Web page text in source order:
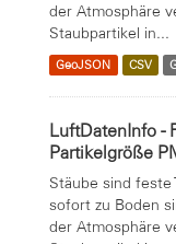
der Atmosphäre
Staubpartikel in...
GeoJSON CSV
LuftDatenInfo -
Partikelgröße
Stäube sind
sofort zu Boden
der Atmosphäre